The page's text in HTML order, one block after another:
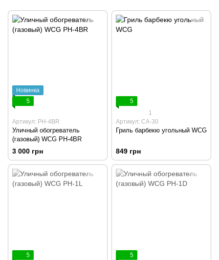
Новинка
5
Артикул: PH-4BR
Уличный обогреватель
(газовый) WCG PH-4BR
3 000 грн
5
1
Артикул: CA-30
Гриль барбекю угольный WCG
849 грн
5 5